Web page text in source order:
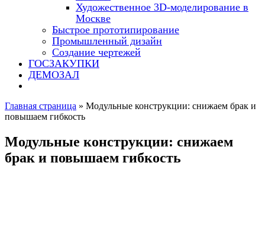
Художественное 3D-моделирование в
Москве
Быстрое прототипирование
Промышленный дизайн
Создание чертежей
ГОСЗАКУПКИ
ДЕМОЗАЛ
Главная страница » Модульные конструкции: снижаем брак и
повышаем гибкость
Модульные конструкции: снижаем
брак и повышаем гибкость